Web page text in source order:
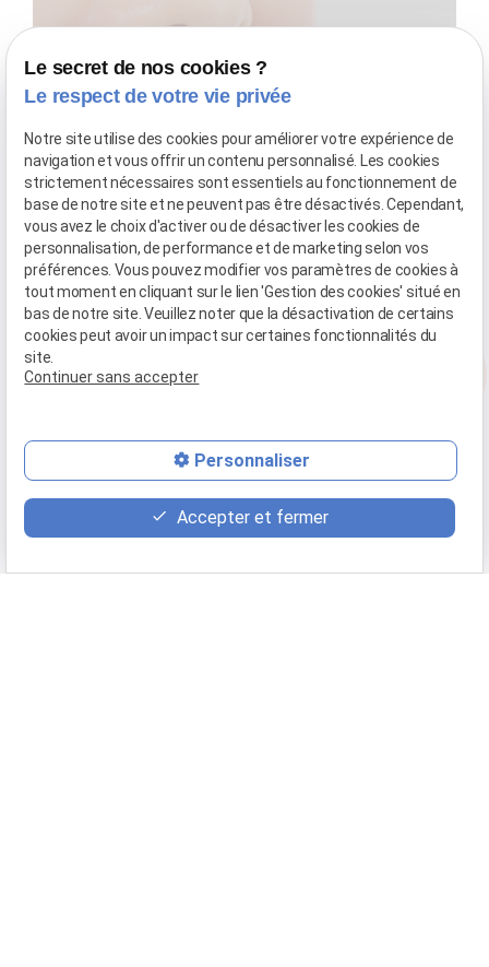
phone
Inscrivez-vous à notre newsletter
Le secret de nos cookies ?
Le respect de votre vie privée
Notre site utilise des cookies pour améliorer votre expérience de
navigation et vous offrir un contenu personnalisé. Les cookies
strictement nécessaires sont essentiels au fonctionnement de
base de notre site et ne peuvent pas être désactivés. Cependant,
vous avez le choix d'activer ou de désactiver les cookies de
personnalisation, de performance et de marketing selon vos
préférences. Vous pouvez modifier vos paramètres de cookies à
tout moment en cliquant sur le lien 'Gestion des cookies' situé en
bas de notre site. Veuillez noter que la désactivation de certains
cookies peut avoir un impact sur certaines fonctionnalités du
site.
Continuer sans accepter
Personnaliser
Accepter et fermer